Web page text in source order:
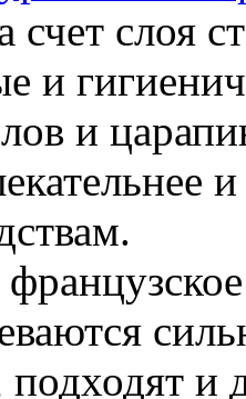
слоя
и
и
подходят и